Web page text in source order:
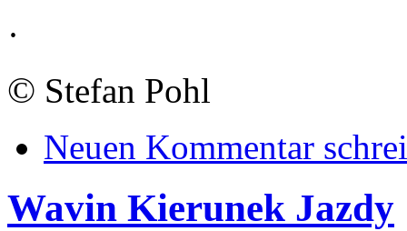
·
© Stefan Pohl
Neuen Kommentar
Wavin Kierunek Jazdy